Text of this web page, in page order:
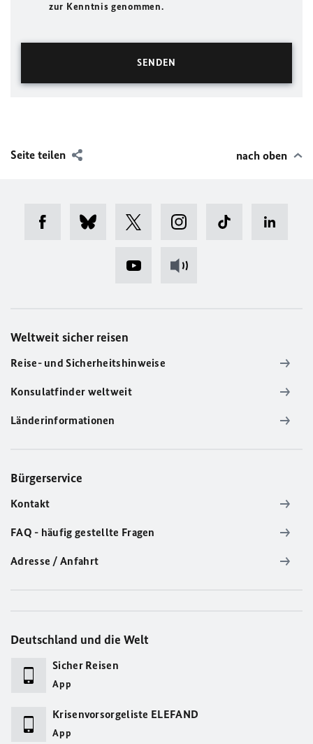
zur Kenntnis genommen.
Seite teilen nach oben
Weltweit sicher reisen
Reise- und Sicherheitshinweise
Konsulatfinder weltweit
Länderinformationen
Bürgerservice
Kontakt
FAQ - häufig gestellte Fragen
Adresse / Anfahrt
Deutschland und die Welt
Sicher Reisen
App
Krisenvorsorgeliste ELEFAND
App